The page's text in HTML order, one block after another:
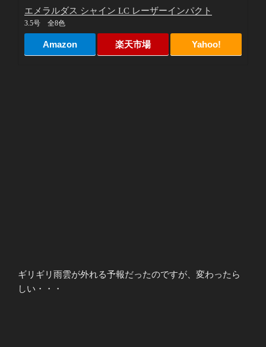
エメラルダス シャイン LC レーザーインパクト
3.5号 全8色
Amazon 楽天市場 Yahoo!
ギリギリ雨雲が外れる予報だったのですが、変わったら
しい・・・